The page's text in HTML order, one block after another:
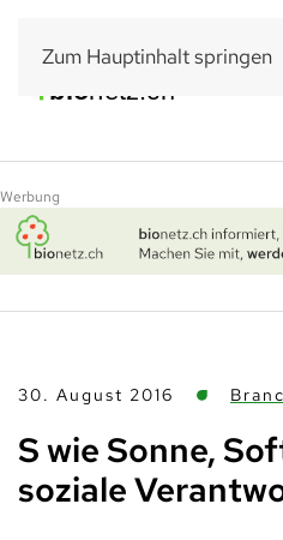
Zum Hauptinhalt springen
Werbung
30. August 2016
S wie Sonne,
soziale